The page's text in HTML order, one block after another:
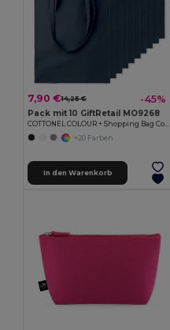
7,90 €14,25 € -45%
Pack mit 10 GiftRetail MO9268
COTTONEL COLOUR + Shopping Bag Cotton 140g/m²
+20 Farben
In den Warenkorb